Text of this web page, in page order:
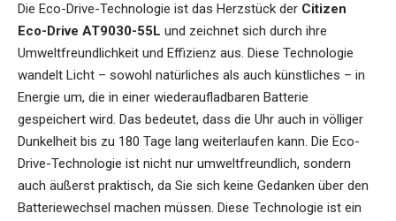
Die Eco-Drive-Technologie ist das Herzstück der Citizen
Eco-Drive AT9030-55L und zeichnet sich durch ihre
Umweltfreundlichkeit und Effizienz aus. Diese Technologie
wandelt Licht – sowohl natürliches als auch künstliches – in
Energie um, die in einer wiederaufladbaren Batterie
gespeichert wird. Das bedeutet, dass die Uhr auch in völliger
Dunkelheit bis zu 180 Tage lang weiterlaufen kann. Die Eco-
Drive-Technologie ist nicht nur umweltfreundlich, sondern
auch äußerst praktisch, da Sie sich keine Gedanken über den
Batteriewechsel machen müssen. Diese Technologie ist ein